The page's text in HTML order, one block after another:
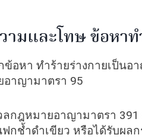
ามและโทษ ข้อหาท
ข้อหา ทำร้ายร่างกายเป็น
าญามาตรา 95
ลกฎหมายอาญามาตรา
กช้ำดำเขียว หรือได้รับผล